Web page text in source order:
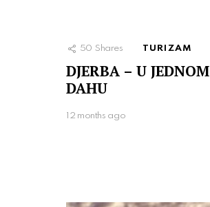
50 Shares TURIZAM
DJERBA – U JEDNOM
DAHU
12 months ago